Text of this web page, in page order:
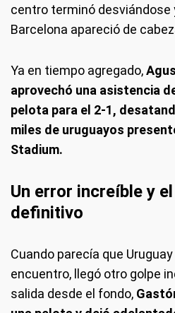
centro terminó desviándose
Barcelona apareció de
Ya en tiempo agregado,
aprovechó una asistencia
pelota para el 2-1,
miles de uruguayos
Stadium.
Un error increíble y
definitivo
Cuando parecía que
encuentro, llegó otro golpe
salida desde el fondo,